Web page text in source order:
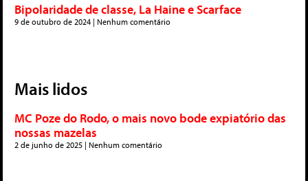
Bipolaridade de classe, La Haine e Scarface
9 de outubro de 2024 Nenhum comentário
Mais lidos
MC Poze do Rodo, o mais novo bode expiatório das
nossas mazelas
2 de junho de 2025 Nenhum comentário